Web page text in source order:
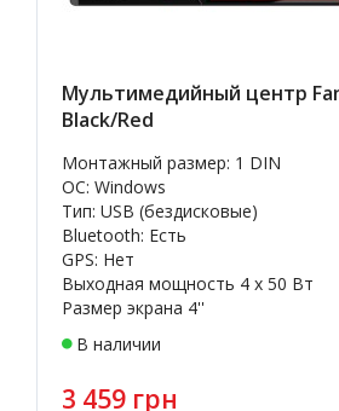
Мультимедийный центр
Black/Red
Монтажный размер: 1 DIN
OC: Windows
Тип: USB (бездисковые)
Bluetooth: Есть
GPS: Нет
Выходная мощность 4 х 50 Вт
Размер экрана 4''
В наличии
3 459 грн